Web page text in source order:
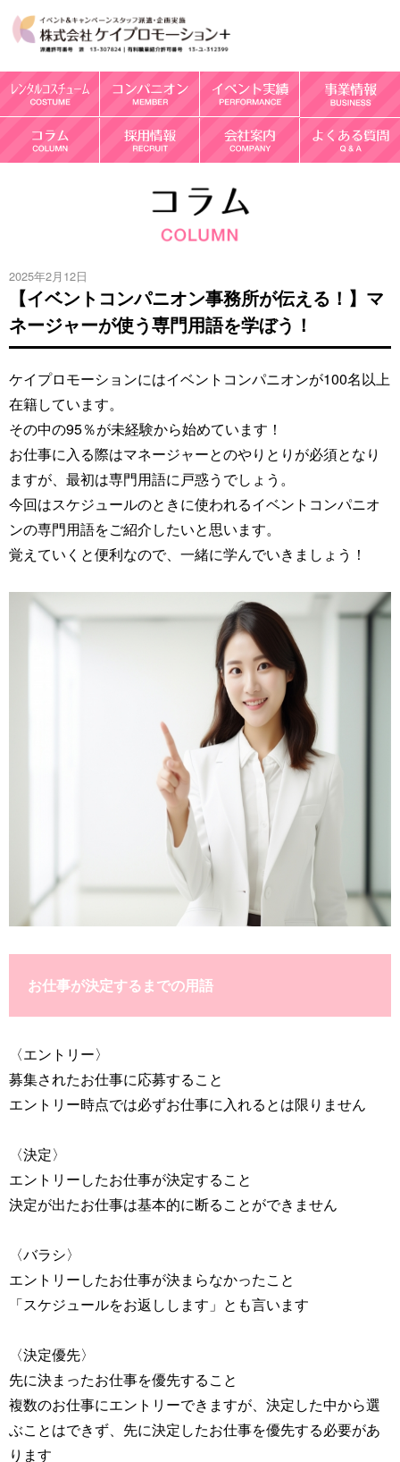
2025年2月12日
【イベントコンパニオン事務所が伝える！】マ
ネージャーが使う専門用語を学ぼう！
ケイプロモーションにはイベントコンパニオンが100名以上
在籍しています。
その中の95％が未経験から始めています！
お仕事に入る際はマネージャーとのやりとりが必須となり
ますが、最初は専門用語に戸惑うでしょう。
今回はスケジュールのときに使われるイベントコンパニオ
ンの専門用語をご紹介したいと思います。
覚えていくと便利なので、一緒に学んでいきましょう！
お仕事が決定するまでの用語
〈エントリー〉
募集されたお仕事に応募すること
エントリー時点では必ずお仕事に入れるとは限りません
〈決定〉
エントリーしたお仕事が決定すること
決定が出たお仕事は基本的に断ることができません
〈バラシ〉
エントリーしたお仕事が決まらなかったこと
「スケジュールをお返しします」とも言います
〈決定優先〉
先に決まったお仕事を優先すること
複数のお仕事にエントリーできますが、決定した中から選
ぶことはできず、先に決定したお仕事を優先する必要があ
ります